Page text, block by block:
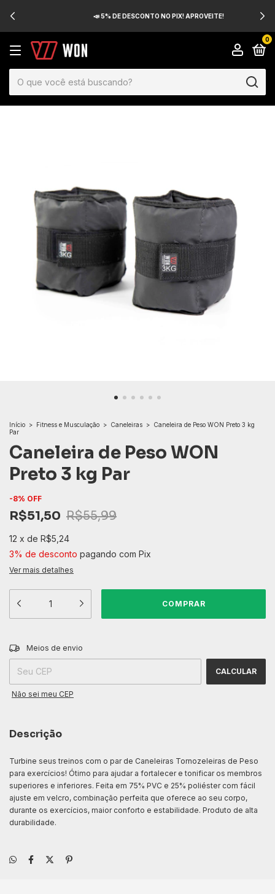
📣 5% DE DESCONTO NO PIX! APROVEITE!
0
Início > Fitness e Musculação > Caneleiras > Caneleira de Peso WON Preto 3 kg
Par
Caneleira de Peso WON
Preto 3 kg Par
-8% OFF
R$51,50 R$55,99
12 x de R$5,24
3% de desconto pagando com Pix
Ver mais detalhes
Entregas para o CEP:
Meios de envio
CALCULAR
Não sei meu CEP
Descrição
Turbine seus treinos com o par de Caneleiras Tornozeleiras de Peso
para exercícios! Ótimo para ajudar a fortalecer e tonificar os membros
superiores e inferiores. Feita em 75% PVC e 25% poliéster com fácil
ajuste em velcro, combinação perfeita que oferece ao seu corpo,
durante os exercícios, maior conforto e estabilidade. Produto de alta
durabilidade.